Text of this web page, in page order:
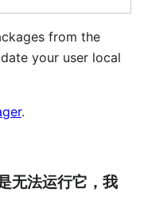
from the
your user local
.
无法运行它，我